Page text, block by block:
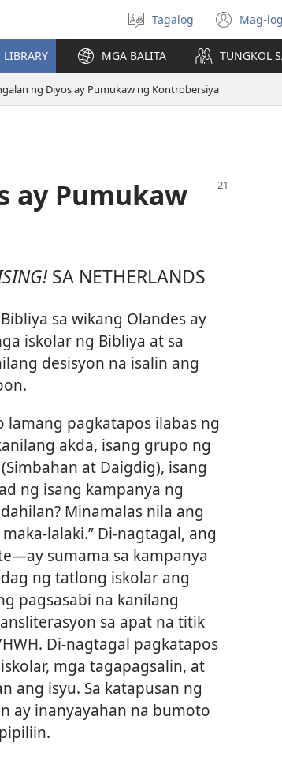
Pumili
ng
wika
Tagalog Mag-(may
na
LIBRARY MGA BALITA TUNGKOL
ng Diyos ay Pumukaw ng Kontrobersiya
ay Pumukaw
SA NETHERLANDS
sa wikang Olandes ay
iskolar ng Bibliya at sa
desisyon na isalin ang
pagkatapos ilabas ng
akda, isang grupo ng
at Daigdig), isang
ng isang kampanya ng
Minamalas nila ang
lalaki.” Di-nagtagal, ang
sumama sa kampanya
ng tatlong iskolar ang
pagsasabi na kanilang
sa apat na titik
Di-nagtagal pagkatapos
mga tagapagsalin, at
ang isyu. Sa katapusan ng
ay inanyayahan na bumoto